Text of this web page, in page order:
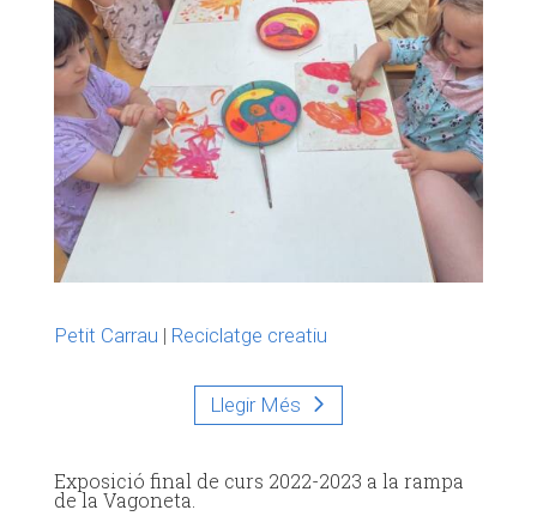
Petit Carrau | Reciclatge creatiu
Llegir Més
Exposició final de curs 2022-2023 a la rampa
de la Vagoneta.